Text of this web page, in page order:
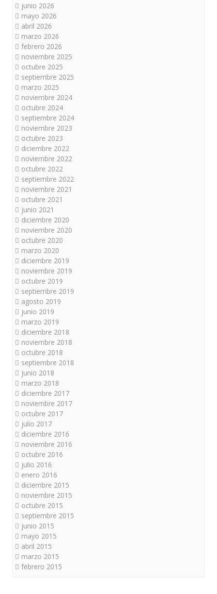
junio 2026
mayo 2026
abril 2026
marzo 2026
febrero 2026
noviembre 2025
octubre 2025
septiembre 2025
marzo 2025
noviembre 2024
octubre 2024
septiembre 2024
noviembre 2023
octubre 2023
diciembre 2022
noviembre 2022
octubre 2022
septiembre 2022
noviembre 2021
octubre 2021
junio 2021
diciembre 2020
noviembre 2020
octubre 2020
marzo 2020
diciembre 2019
noviembre 2019
octubre 2019
septiembre 2019
agosto 2019
junio 2019
marzo 2019
diciembre 2018
noviembre 2018
octubre 2018
septiembre 2018
junio 2018
marzo 2018
diciembre 2017
noviembre 2017
octubre 2017
julio 2017
diciembre 2016
noviembre 2016
octubre 2016
julio 2016
enero 2016
diciembre 2015
noviembre 2015
octubre 2015
septiembre 2015
junio 2015
mayo 2015
abril 2015
marzo 2015
febrero 2015